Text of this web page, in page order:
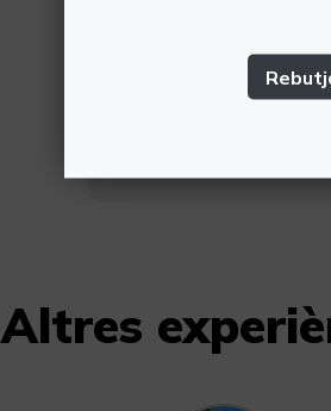
Tren del
Altres